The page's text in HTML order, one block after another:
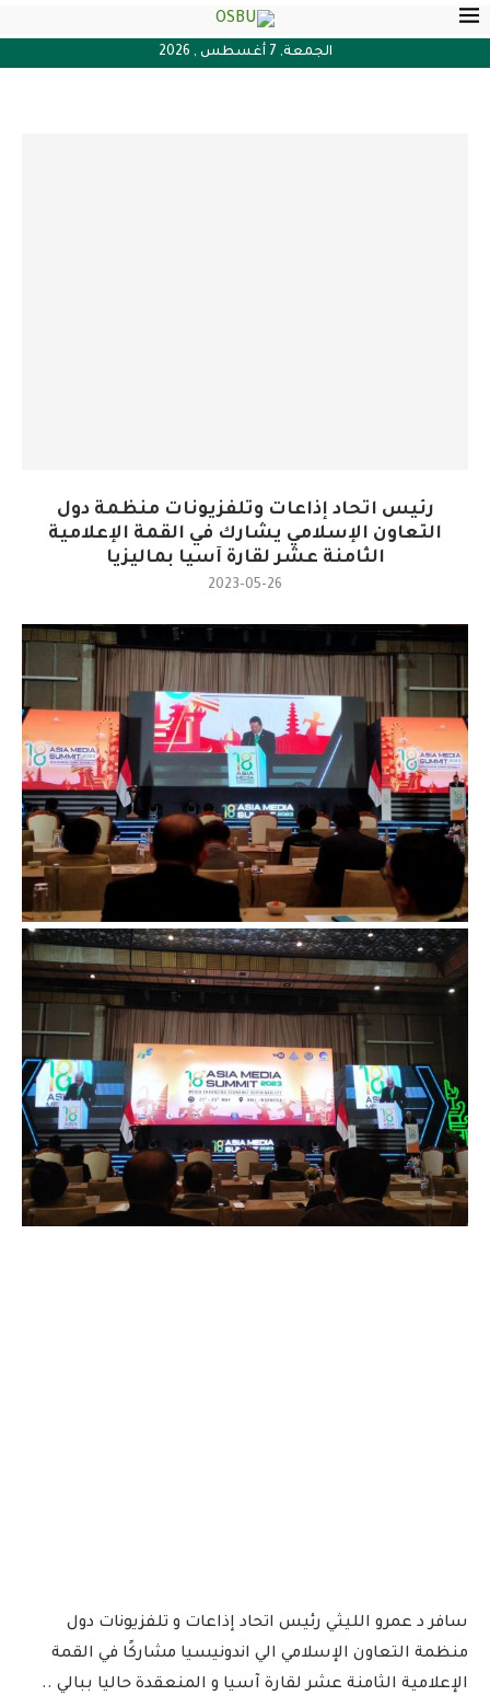
الجمعة, 7 أغسطس , 2026
رئيس اتحاد إذاعات وتلفزيونات منظمة دول
التعاون الإسلامي يشارك في القمة الإعلامية
الثامنة عشر لقارة آسيا بماليزيا
2023-05-26
سافر د عمرو الليثي رئيس اتحاد إذاعات و تلفزيونات دول
منظمة التعاون الإسلامي الي اندونيسيا مشاركًا في القمة
الإعلامية الثامنة عشر لقارة آسيا و المنعقدة حاليا ببالي ..